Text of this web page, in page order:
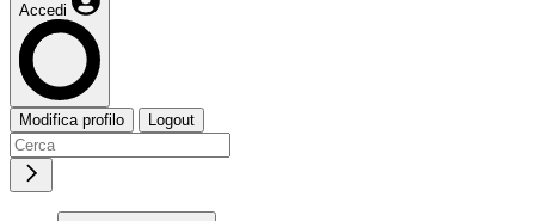
Accedi
Modifica profilo Logout